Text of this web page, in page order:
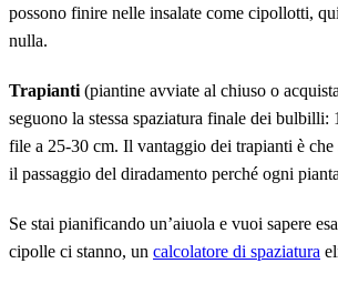
possono finire nelle insalate come cipollotti,
nulla.
Trapianti (piantine avviate al chiuso o
seguono la stessa spaziatura finale dei bulbilli:
file a 25-30 cm. Il vantaggio dei trapianti è che
il passaggio del diradamento perché ogni
Se stai pianificando un’aiuola e vuoi sapere
cipolle ci stanno, un calcolatore di spaziatura